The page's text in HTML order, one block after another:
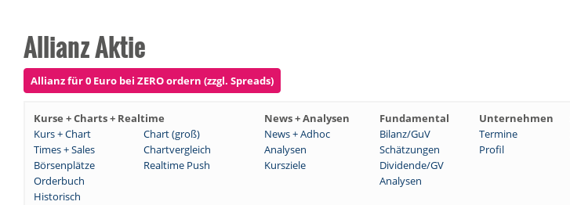
Allianz Aktie
Allianz für 0 Euro bei ZERO ordern (zzgl. Spreads)
Kurse + Charts + Realtime News + Analysen Fundamental Unternehmen
Kurs + Chart
Chart (groß) News + Adhoc Bilanz/GuV Termine
Times + Sales
Chartvergleich Analysen Schätzungen Profil
Börsenplätze
Realtime Push Kursziele Dividende/GV
Orderbuch
Analysen
Historisch